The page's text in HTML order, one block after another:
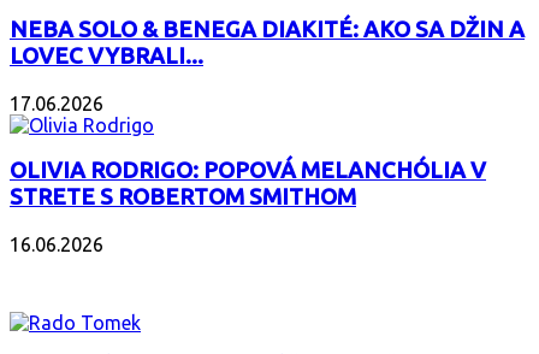
NEBA SOLO & BENEGA DIAKITÉ: AKO SA DŽIN A
LOVEC VYBRALI...
17.06.2026
OLIVIA RODRIGO: POPOVÁ MELANCHÓLIA V
STRETE S ROBERTOM SMITHOM
16.06.2026